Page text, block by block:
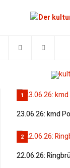
1
23.06.26: kmd
2
22.06.26: